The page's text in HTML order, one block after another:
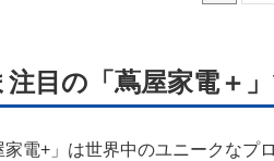
注目の「蔦屋家電＋
家電+」は世界中のユニークなプ